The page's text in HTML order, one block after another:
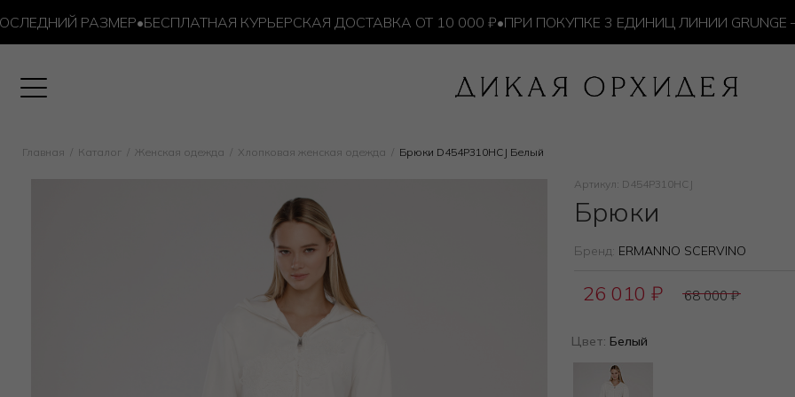
РАЗМЕР•БЕСПЛАТНАЯ КУРЬЕРСКАЯ ДОСТАВКА ОТ 10 000 ₽•ПРИ ПОКУПКЕ 3 ЕДИНИЦ ЛИНИИ GRUNGE —
Главная Каталог Женская одежда Хлопковая женская одежда Брюки D454P310HCJ Белый
Артикул: D454P310HCJ
Брюки
Бренд: ERMANNO SCERVINO
26 010₽ 68 000₽
Цвет: Белый